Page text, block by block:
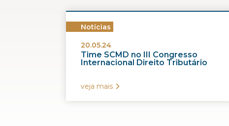
Notícias
20.05.24
Time SCMD no III Congresso
Internacional Direito Tributário
veja mais